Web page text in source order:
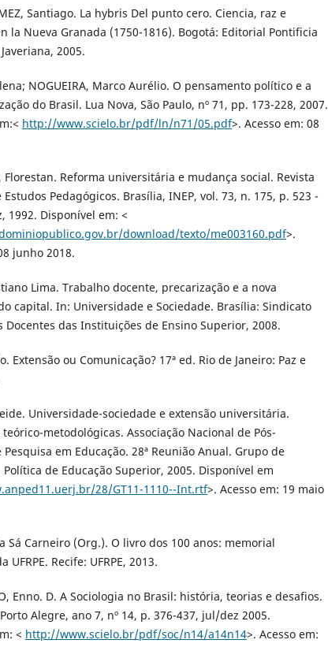
Santiago. La hybris Del punto cero. Ciencia, raz e
la Nueva Granada (1750-1816). Bogotá: Editorial Pontificia
2005.
NOGUEIRA, Marco Aurélio. O pensamento político e a
do Brasil. Lua Nova, São Paulo, nº 71, pp. 173-228, 2007.
http://www.scielo.br/pdf/ln/n71/05.pdf>. Acesso em: 08
Florestan. Reforma universitária e mudança social. Revista
Pedagógicos. Brasília, INEP, vol. 73, n. 175, p. 523 -
1992. Disponível em: <
download/texto/me003160.pdf>.
junho 2018.
Lima. Trabalho docente, precarização e a nova
capital. In: Universidade e Sociedade. Brasília: Sindicato
Docentes das Instituições de Ensino Superior, 2008.
Extensão ou Comunicação? 17ª ed. Rio de Janeiro: Paz e
Universidade-sociedade e extensão universitária.
metodológicas. Associação Nacional de Pós-
Pesquisa em Educação. 28ª Reunião Anual. Grupo de
de Educação Superior, 2005. Disponível em
28/GT11-1110--Int.rtf>. Acesso em: 19 maio
Sá Carneiro (Org.). O livro dos 100 anos: memorial
UFRPE. Recife: UFRPE, 2013.
Enno. D. A Sociologia no Brasil: história, teorias e desafios.
Alegre, ano 7, nº 14, p. 376-437, jul/dez 2005.
< http://www.scielo.br/pdf/soc/n14/a14n14>. Acesso em: